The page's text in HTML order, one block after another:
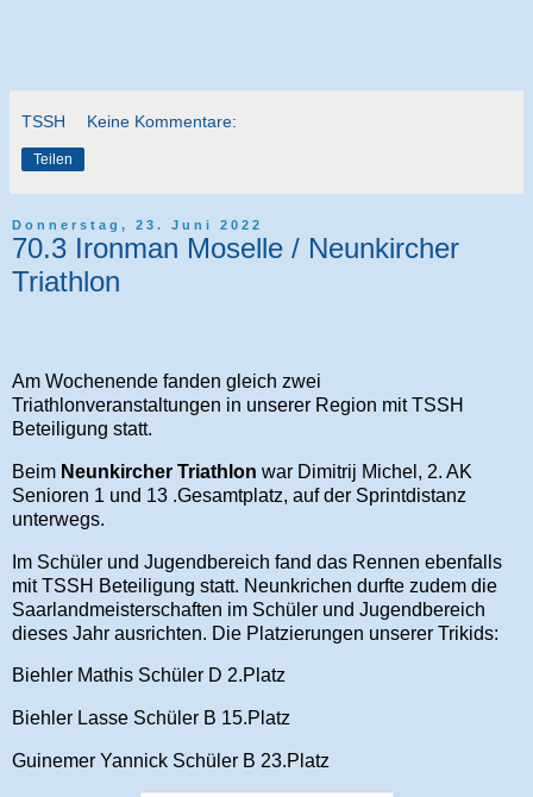
TSSH Keine Kommentare:
Teilen
Donnerstag, 23. Juni 2022
70.3 Ironman Moselle / Neunkircher
Triathlon
Am Wochenende fanden gleich zwei
Triathlonveranstaltungen in unserer Region mit TSSH
Beteiligung statt.
Beim Neunkircher Triathlon war Dimitrij Michel, 2. AK
Senioren 1 und 13 .Gesamtplatz, auf der Sprintdistanz
unterwegs.
Im Schüler und Jugendbereich fand das Rennen ebenfalls
mit TSSH Beteiligung statt. Neunkrichen durfte zudem die
Saarlandmeisterschaften im Schüler und Jugendbereich
dieses Jahr ausrichten. Die Platzierungen unserer Trikids:
Biehler Mathis Schüler D 2.Platz
Biehler Lasse Schüler B 15.Platz
Guinemer Yannick Schüler B 23.Platz